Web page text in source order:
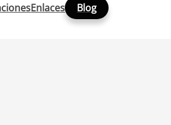
Enlaces Blog